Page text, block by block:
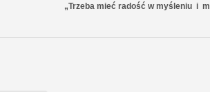
„Trzeba mieć radość w myśleniu i